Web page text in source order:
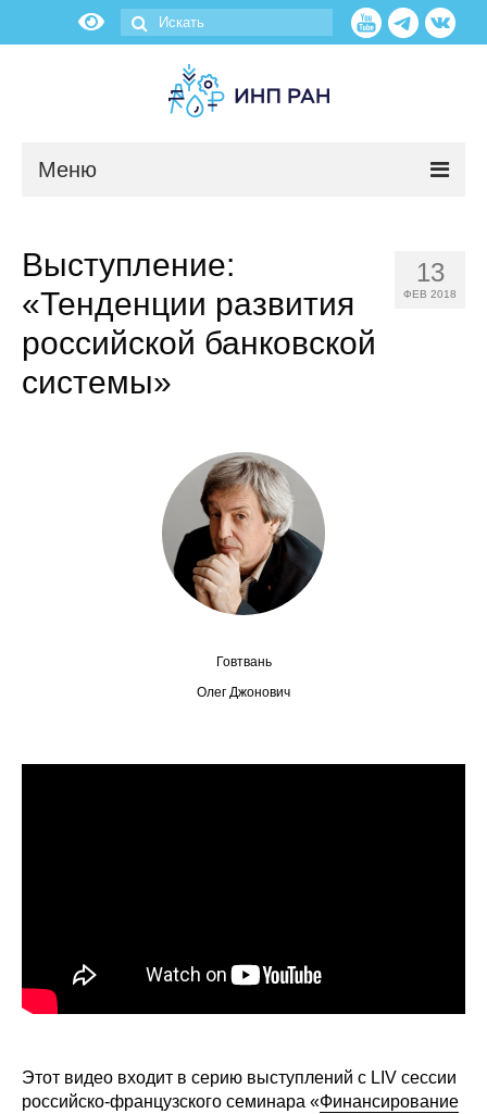
Меню
Об институте
Научные подразделения
Сотрудники
Отчетность
Противодействие коррупции
Материалы для СМИ
Научная жизнь
Общие требования
13
ФЕВ 2018
Выступление:
«Тенденции развития
российской банковской
системы»
Говтвань
Олег Джонович
Этот видео входит в серию выступлений с LIV сессии
российско-французского семинара «Финансирование